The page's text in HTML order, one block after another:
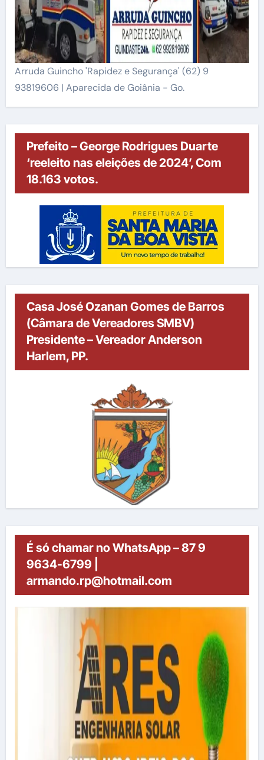
Arruda Guincho 'Rapidez e Segurança' (62) 9
93819606 | Aparecida de Goiânia - Go.
Prefeito – George Rodrigues Duarte
‘reeleito nas eleições de 2024’, Com
18.163 votos.
Casa José Ozanan Gomes de Barros
(Câmara de Vereadores SMBV)
Presidente – Vereador Anderson
Harlem, PP.
É só chamar no WhatsApp – 87 9
9634-6799 |
armando.rp@hotmail.com